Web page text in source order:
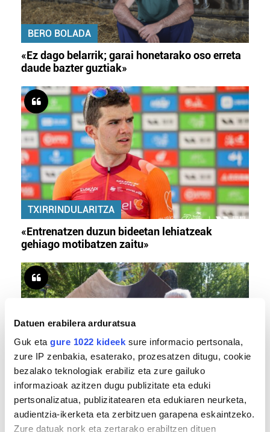
Datuen erabilera arduratsua
Guk eta gure 1022 kideek sure informacio pertsonala,
zure IP zenbakia, esaterako, prozesatzen ditugu, cookie
bezalako teknologiak erabiliz eta zure gailuko
informazioak azitzen dugu publizitate eta eduki
pertsonalizatua, publizitatearen eta edukiaren neurketa,
audientzia-ikerketa eta zerbitzuen garapena eskaintzeko.
Zure datuak nork eta zertarako erabiltzen dituen
BERO BOLADA
«Ez dago belarrik; garai honetarako oso erreta
daude bazter guztiak»
TXIRRINDULARITZA
«Entrenatzen duzun bideetan lehiatzeak
gehiago motibatzen zaitu»
MEMORIA HISTORIKOA
«Gai tabua izan da etxe gehienetan, jendeak
azkeneko momentuan hitz egin du»